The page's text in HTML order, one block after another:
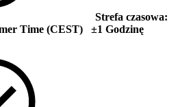
Strefa czasowa:
Time (CEST) ±1 Godzinę